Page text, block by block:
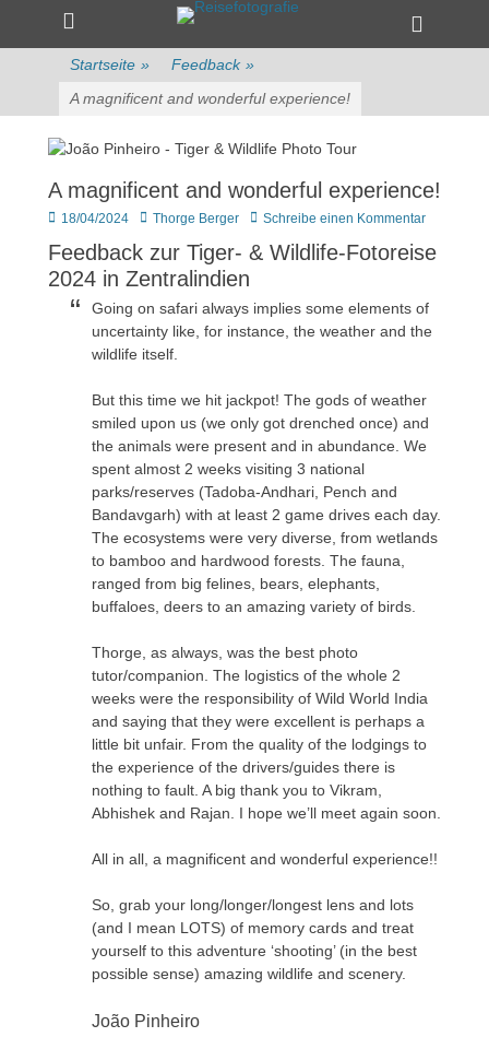
zum
Inhalt
überspringen
Primärmenü
Toggle
Startseite » Feedback »
A magnificent and wonderful experience!
A magnificent and wonderful experience!
Veröffentlicht
18/04/2024 Author
Thorge Berger Schreibe einen Kommentar
Feedback zur Tiger- & Wildlife-Fotoreise
2024 in Zentralindien
Going on safari always implies some elements of
uncertainty like, for instance, the weather and the
wildlife itself.
But this time we hit jackpot! The gods of weather
smiled upon us (we only got drenched once) and
the animals were present and in abundance. We
spent almost 2 weeks visiting 3 national
parks/reserves (Tadoba-Andhari, Pench and
Bandavgarh) with at least 2 game drives each day.
The ecosystems were very diverse, from wetlands
to bamboo and hardwood forests. The fauna,
ranged from big felines, bears, elephants,
buffaloes, deers to an amazing variety of birds.
Thorge, as always, was the best photo
tutor/companion. The logistics of the whole 2
weeks were the responsibility of Wild World India
and saying that they were excellent is perhaps a
little bit unfair. From the quality of the lodgings to
the experience of the drivers/guides there is
nothing to fault. A big thank you to Vikram,
Abhishek and Rajan. I hope we’ll meet again soon.
All in all, a magnificent and wonderful experience!!
So, grab your long/longer/longest lens and lots
(and I mean LOTS) of memory cards and treat
yourself to this adventure ‘shooting’ (in the best
possible sense) amazing wildlife and scenery.
João Pinheiro